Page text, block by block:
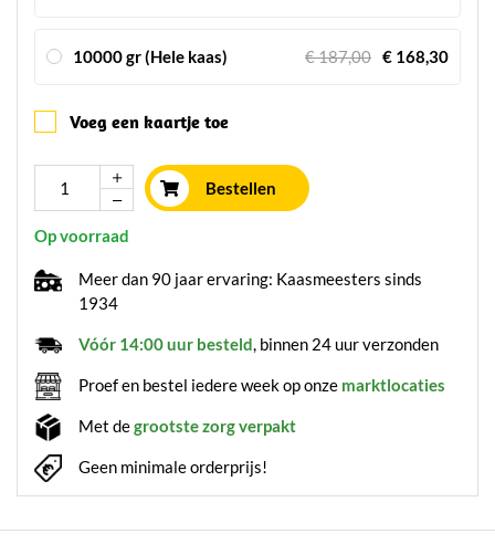
10000 gr (Hele kaas) € 187,00 € 168,30
Voeg een kaartje toe
Bestellen
Op voorraad
Meer dan 90 jaar ervaring: Kaasmeesters sinds
1934
Vóór 14:00 uur besteld, binnen 24 uur verzonden
Proef en bestel iedere week op onze marktlocaties
Met degrootste zorg verpakt
Geen minimale orderprijs!